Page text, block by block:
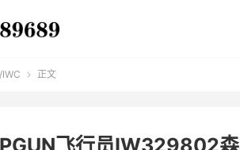
 正文
飞行员IW329802